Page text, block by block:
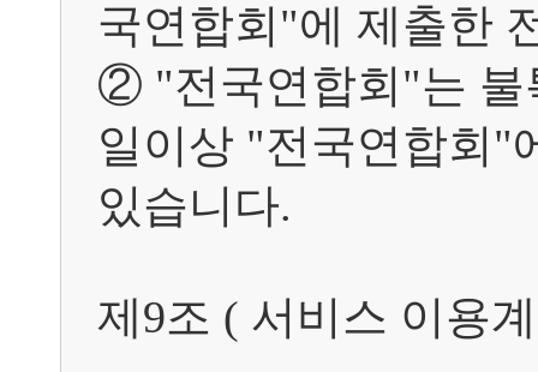
국연합회"에 제출한
② "전국연합회"는 불
일이상 "전국연합회"
있습니다.
제9조 ( 서비스 이용